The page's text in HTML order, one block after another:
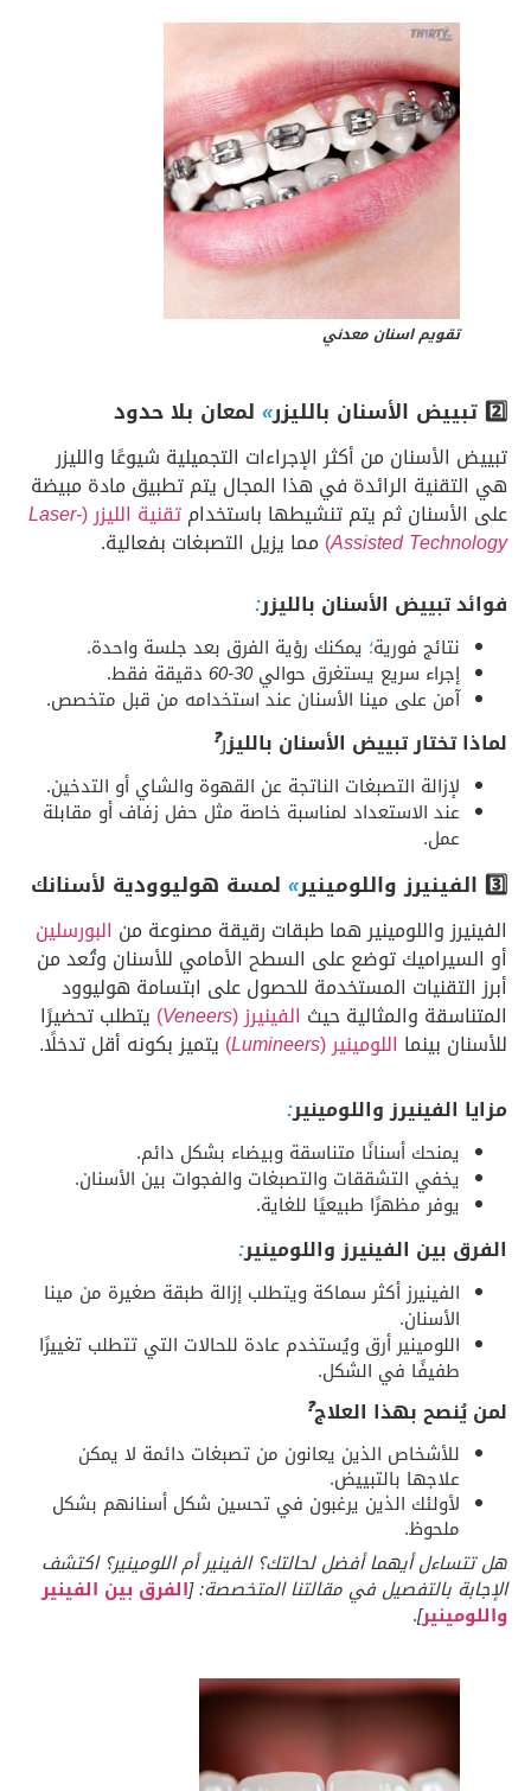
تقويم اسنان معدني
2️⃣ تبييض الأسنان بالليزر » لمعان بلا حدود
تبييض الأسنان من أكثر الإجراءات التجميلية شيوعًا والليزر
هي التقنية الرائدة في هذا المجال يتم تطبيق مادة مبيضة
على الأسنان ثم يتم تنشيطها باستخدامتقنية الليزر (Laser-
Assisted Technology
) مما يزيل التصبغات بفعالية.
فوائد تبييض الأسنان بالليزر:
نتائج فورية؛ يمكنك رؤية الفرق بعد جلسة واحدة.
إجراء سريع يستغرق حوالي30-60 دقيقة فقط.
آمن على مينا الأسنان عند استخدامه من قبل متخصص.
لماذا تختار تبييض الأسنان بالليزر❓
لإزالة التصبغات الناتجة عن القهوة والشاي أو التدخين.
عند الاستعداد لمناسبة خاصة مثل حفل زفاف أو مقابلة
عمل.
3️⃣ الفينيرز واللومينير » لمسة هوليوودية لأسنانك
الفينيرز واللومينير هما طبقات رقيقة مصنوعة من البورسلين
أو السيراميك توضع على السطح الأمامي للأسنان وتُعد من
أبرز التقنيات المستخدمة للحصول على ابتسامة هوليوود
المتناسقة والمثالية حيث الفينيرز (Veneers
) يتطلب تحضيرًا
للأسنان بينما اللومينير (Lumineers
) يتميز بكونه أقل تدخلًا.
مزايا الفينيرز واللومينير:
يمنحك أسنانًا متناسقة وبيضاء بشكل دائم.
يخفي التشققات والتصبغات والفجوات بين الأسنان.
يوفر مظهرًا طبيعيًا للغاية.
الفرق بين الفينيرز واللومينير:
الفينيرز أكثر سماكة ويتطلب إزالة طبقة صغيرة من مينا
الأسنان.
اللومينير أرق ويُستخدم عادة للحالات التي تتطلب تغييرًا
طفيفًا في الشكل.
لمن يُنصح بهذا العلاج❓
للأشخاص الذين يعانون من تصبغات دائمة لا يمكن
علاجها بالتبييض.
لأولئك الذين يرغبون في تحسين شكل أسنانهم بشكل
ملحوظ.
هل تتساءل أيهما أفضل لحالتك؟ الفينير أم اللومينير؟ اكتشف
الإجابة بالتفصيل في مقالتنا المتخصصة: [الفرق بين الفينير
واللومينير]
.